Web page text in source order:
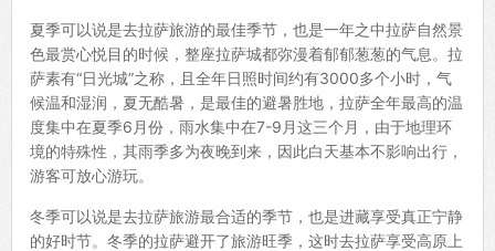
夏季可以说是去拉萨旅游的最佳季节，也是一年之中拉萨自然景
色最赏心悦目的时候，整座拉萨城都弥漫着郁郁葱葱的气息。拉
萨素有“日光城”之称，且全年日照时间约有3000多个小时，气
候温和湿润，夏无酷暑，是最佳的避暑胜地，拉萨全年最高的温
度集中在夏季6月份，雨水集中在7-9月这三个月，由于地理环
境的特殊性，其雨季多为夜晚到来，因此白天基本不影响出行，
游客可放心游玩。
冬季可以说是去拉萨旅游最合适的季节，也是进藏享受真正宁静
的好时节。冬季的拉萨避开了旅游旺季，这时去拉萨享受高原上